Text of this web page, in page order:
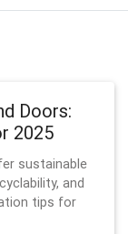
Doors:
2025
sustainable
and
tips for